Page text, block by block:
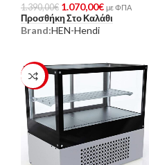
1.390,00€ 1.070,00€ με ΦΠΑ
Προσθήκη Στο Καλάθι
Brand:HEN-Hendi
-23%